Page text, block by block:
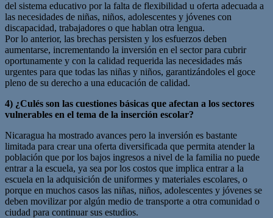
del sistema educativo por la falta de flexibilidad u oferta adecuada a
las necesidades de niñas, niños, adolescentes y jóvenes con
discapacidad, trabajadores o que hablan otra lengua.
Por lo anterior, las brechas persisten y los esfuerzos deben
aumentarse, incrementando la inversión en el sector para cubrir
oportunamente y con la calidad requerida las necesidades más
urgentes para que todas las niñas y niños, garantizándoles el goce
pleno de su derecho a una educación de calidad.
4) ¿Culés son las cuestiones básicas que afectan a los sectores
vulnerables en el tema de la inserción escolar?
Nicaragua ha mostrado avances pero la inversión es bastante
limitada para crear una oferta diversificada que permita atender la
población que por los bajos ingresos a nivel de la familia no puede
entrar a la escuela, ya sea por los costos que implica entrar a la
escuela en la adquisición de uniformes y materiales escolares, o
porque en muchos casos las niñas, niños, adolescentes y jóvenes se
deben movilizar por algún medio de transporte a otra comunidad o
ciudad para continuar sus estudios.